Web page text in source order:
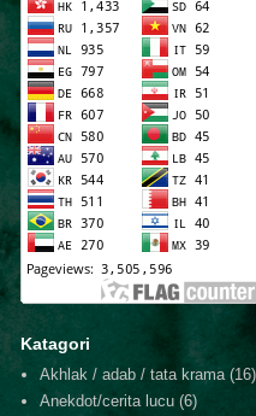
Katagori
Akhlak / adab / tata krama (16)
Anekdot/cerita lucu (6)